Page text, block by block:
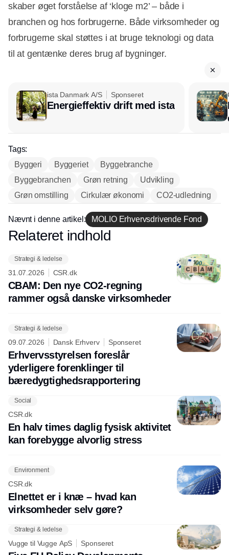
skaber øget forståelse af ‘kloge m2’ – både i
branchen og hos forbrugerne. Både virksomheder og
forbrugerne skal støttes i at bruge teknologi og data
til at gentænke deres brug af bygninger.
ista Danmark A/S Sponseret
Energieffektiv drift med ista
Tags:
Byggeri
Byggeriet
Byggebranche
Byggebranchen
Grøn retning
Udvikling
Grøn omstilling
Cirkulær økonomi CO2-udledning
Nævnt i denne artikel: MOLIO Erhvervsdrivende Fond
Annonce
Relateret indhold
Strategi & ledelse
31.07.2026 CSR.dk
CBAM: Den nye CO2-regning
rammer også danske virksomheder
Strategi & ledelse
09.07.2026 Dansk Erhverv Sponseret
Erhvervsstyrelsen foreslår
yderligere forenklinger til
bæredygtighedsrapportering
Social
CSR.dk
En halv times daglig fysisk aktivitet
kan forebygge alvorlig stress
Environment
CSR.dk
Elnettet er i knæ – hvad kan
virksomheder selv gøre?
Strategi & ledelse
Vugge til Vugge ApS Sponseret